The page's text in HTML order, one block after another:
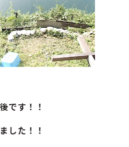
です！！
した！！